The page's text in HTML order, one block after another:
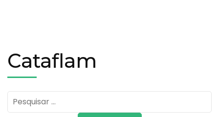
Cataflam
Pesquisar
por: